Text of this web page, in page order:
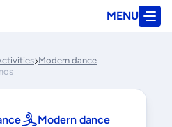
MENU
Modern dance
Modern dance